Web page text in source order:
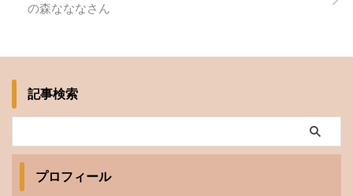
の森なななさん
記事検索
プロフィール